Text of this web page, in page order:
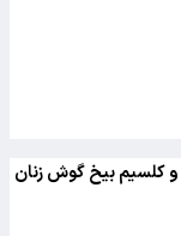
کلسیم بیخ گوش زنان